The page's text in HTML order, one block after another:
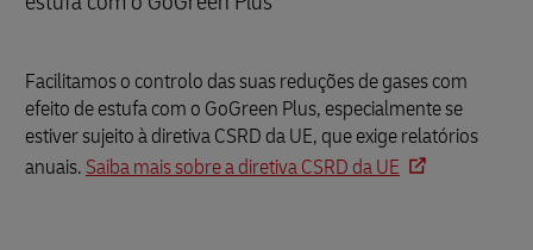
Facilitamos o controlo das suas reduções de gases com
efeito de estufa com o GoGreen Plus, especialmente se
estiver sujeito à diretiva CSRD da UE, que exige relatórios
anuais. Saiba mais sobre a diretiva CSRD da UE